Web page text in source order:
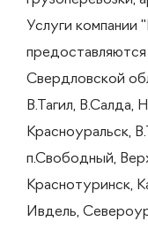
Услуги компании
Свердловской
В.Тагил, В.Салда,
Красноуральск,
п.Свободный,
Краснотуринск,
Ивдель,